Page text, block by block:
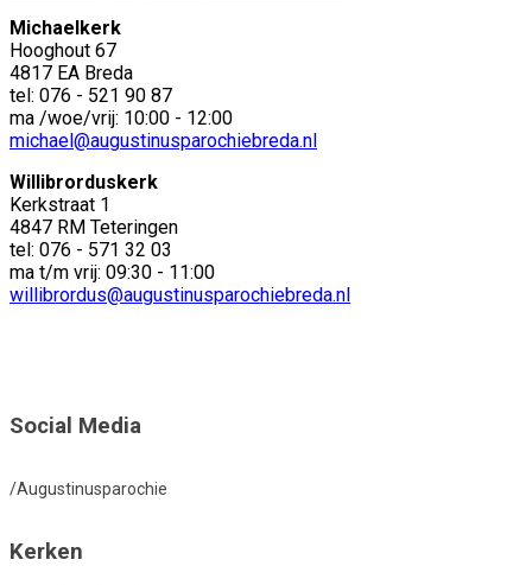
Michaelkerk
Hooghout 67
4817 EA Breda
tel: 076 - 521 90 87
ma /woe/vrij: 10:00 - 12:00
michael@augustinusparochiebreda.nl
Willibrorduskerk
Kerkstraat 1
4847 RM Teteringen
tel: 076 - 571 32 03
ma t/m vrij: 09:30 - 11:00
willibrordus@augustinusparochiebreda.nl
Social Media
/Augustinusparochie
Kerken